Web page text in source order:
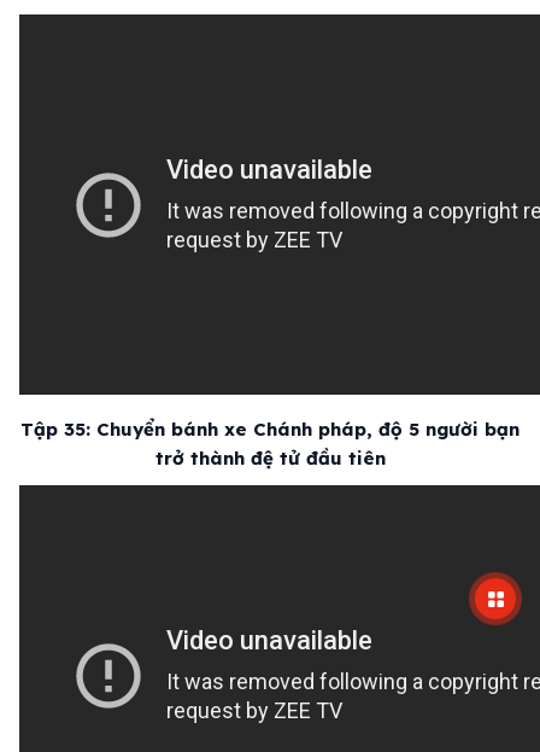
Tập 35: Chuyển bánh xe Chánh pháp, độ 5 người bạn
trở thành đệ tử đầu tiên